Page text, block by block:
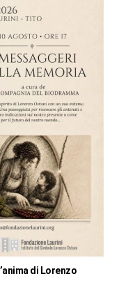
di Lorenzo